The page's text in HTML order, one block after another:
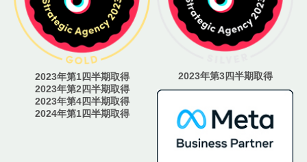
2023年第1四半期取得
2023年第2四半期取得
2023年第4四半期取得
2024年第1四半期取得
2023年第3四半期取得